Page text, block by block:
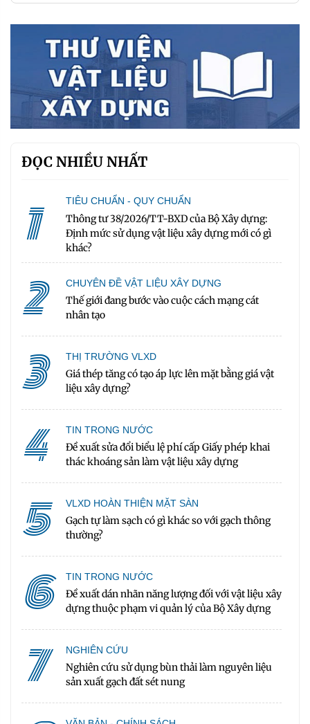
ĐỌC NHIỀU NHẤT
1 TIÊU CHUẨN - QUY CHUẨN
Thông tư 38/2026/TT-BXD của Bộ Xây dựng:
Định mức sử dụng vật liệu xây dựng mới có gì
khác?
2 CHUYÊN ĐỀ VẬT LIỆU XÂY DỰNG
Thế giới đang bước vào cuộc cách mạng cát
nhân tạo
3 THỊ TRƯỜNG VLXD
Giá thép tăng có tạo áp lực lên mặt bằng giá vật
liệu xây dựng?
4 TIN TRONG NƯỚC
Đề xuất sửa đổi biểu lệ phí cấp Giấy phép khai
thác khoáng sản làm vật liệu xây dựng
5 VLXD HOÀN THIỆN MẶT SÀN
Gạch tự làm sạch có gì khác so với gạch thông
thường?
6 TIN TRONG NƯỚC
Đề xuất dán nhãn năng lượng đối với vật liệu xây
dựng thuộc phạm vi quản lý của Bộ Xây dựng
7 NGHIÊN CỨU
Nghiên cứu sử dụng bùn thải làm nguyên liệu
sản xuất gạch đất sét nung